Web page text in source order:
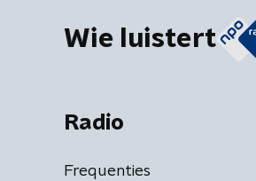
Wie luistert
Radio
Frequenties